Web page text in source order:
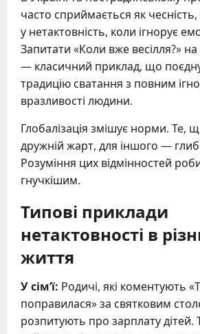
часто сприймається як
у нетактовність, коли ігнорує
Запитати «Коли вже весілля?» на
— класичний приклад, що
традицію сватання з повним
вразливості людини.
Глобалізація змішує норми. Те,
дружній жарт, для іншого —
Розуміння цих відмінностей
гнучкішим.
Типові приклади
нетактовності в
життя
У сім’ї: Родичі, які коментують
поправилася» за святковим
розпитують про зарплату дітей.